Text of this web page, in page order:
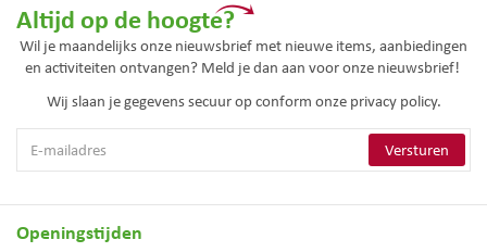
Altijd op de hoogte?
Wil je maandelijks onze nieuwsbrief met nieuwe items, aanbiedingen
en activiteiten ontvangen? Meld je dan aan voor onze nieuwsbrief!
Wij slaan je gegevens secuur op conform onze privacy policy.
Openingstijden